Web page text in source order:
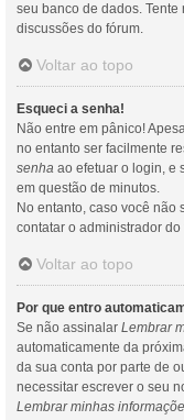
seu banco de dados.
discussões do fórum.
Voltar ao topo
Esqueci a senha!
Não entre em pânico!
no entanto ser facilmente
senha ao efetuar o login, e
em questão de minutos.
No entanto, caso você não
contatar o administrador do
Voltar ao topo
Por que entro
Se não assinalar Lembrar
automaticamente da
da sua conta por parte de
necessitar escrever o seu
Lembrar minhas